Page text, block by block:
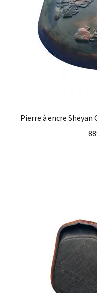
Pierre à encre Sheyan